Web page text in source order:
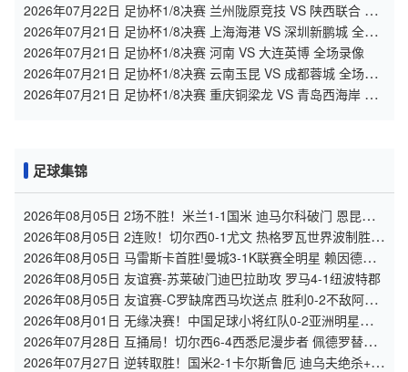
2026年07月22日 足协杯1/8决赛 兰州陇原竞技 VS 陕西联合 全
场录像
2026年07月21日 足协杯1/8决赛 上海海港 VS 深圳新鹏城 全场
录像
2026年07月21日 足协杯1/8决赛 河南 VS 大连英博 全场录像
2026年07月21日 足协杯1/8决赛 云南玉昆 VS 成都蓉城 全场录
像
2026年07月21日 足协杯1/8决赛 重庆铜梁龙 VS 青岛西海岸 全
足球集锦
2026年08月05日 2场不胜！米兰1-1国米 迪马尔科破门 恩昆库
造点+点射拉莫斯登场
2026年08月05日 2连败！切尔西0-1尤文 热格罗瓦世界波制胜穆
德里克时隔614天复出
2026年08月05日 马雷斯卡首胜!曼城3-1K联赛全明星 赖因德斯
努里破门塞梅尼奥助攻
2026年08月05日 友谊赛-苏莱破门迪巴拉助攻 罗马4-1纽波特郡
2026年08月05日 友谊赛-C罗缺席西马坎送点 胜利0-2不敌阿尔
梅里亚
2026年08月01日 无缘决赛！中国足球小将红队0-2亚洲明星联，
后者决赛战杭州足管
2026年07月28日 互捅局！切尔西6-4西悉尼漫步者 佩德罗替补3
射1传阿隆索开门红
2026年07月27日 逆转取胜！国米2-1卡尔斯鲁厄 迪乌夫绝杀+双